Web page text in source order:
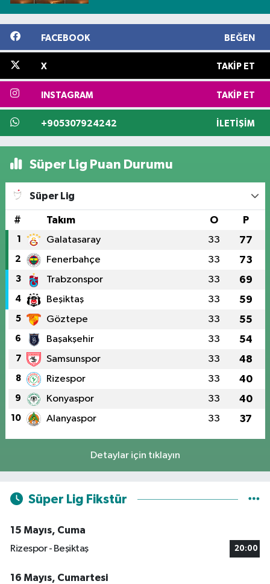
FACEBOOK BEĞEN
X TAKIP ET
INSTAGRAM TAKIP ET
+905307924242 İLETIŞIM
Süper Lig Puan Durumu
Süper Lig
# Takım O P
1 Galatasaray 33 77
2 Fenerbahçe 33 73
3 Trabzonspor 33 69
4 Beşiktaş 33 59
5 Göztepe 33 55
6 Başakşehir 33 54
7 Samsunspor 33 48
8 Rizespor 33 40
9 Konyaspor 33 40
10 Alanyaspor 33 37
Detaylar için tıklayın
Süper Lig Fikstür
15 Mayıs, Cuma
Rizespor - Beşiktaş
20:00
16 Mayıs, Cumartesi